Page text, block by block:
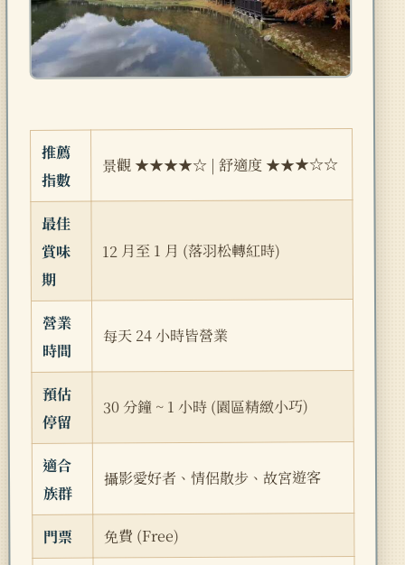
推薦
指數
景觀 ★★★★☆ | 舒適度 ★★★☆☆
最佳
賞味
期
12 月至 1 月 (落羽松轉紅時)
營業
時間
每天 24 小時皆營業
預估
停留
30 分鐘 ~ 1 小時 (園區精緻小巧)
適合
族群
攝影愛好者、情侶散步、故宮遊客
門票 免費 (Free)